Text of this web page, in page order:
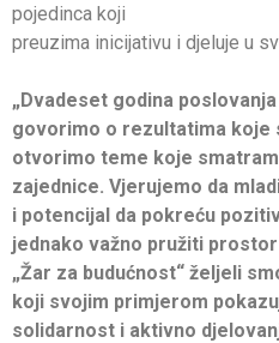
pojedinca koji
preuzima inicijativu i djeluje u
„Dvadeset godina
govorimo o rezultatima koje
otvorimo teme koje
zajednice. Vjerujemo da
i potencijal da pokreću
jednako važno pružiti
„Žar za budućnost“ željeli
koji svojim primjerom
solidarnost i aktivno